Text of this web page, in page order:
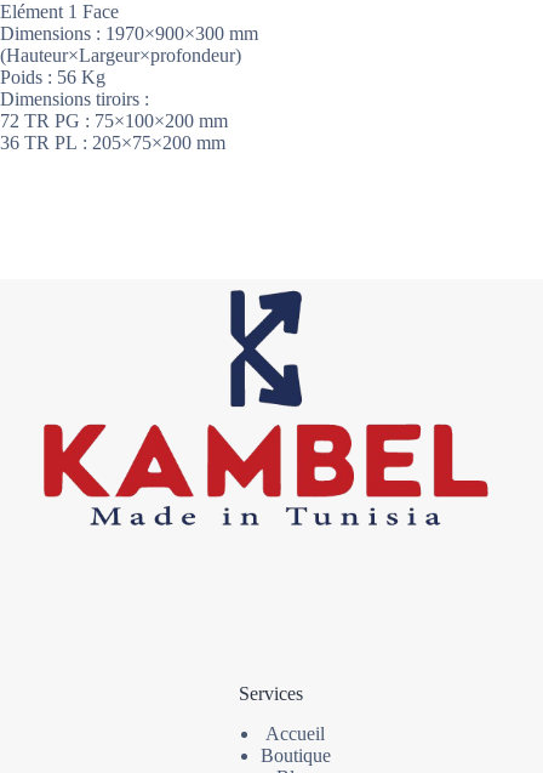
Elément 1 Face
Dimensions : 1970×900×300 mm
(Hauteur×Largeur×profondeur)
Poids : 56 Kg
Dimensions tiroirs :
72 TR PG : 75×100×200 mm
36 TR PL : 205×75×200 mm
Services
Accueil
Boutique